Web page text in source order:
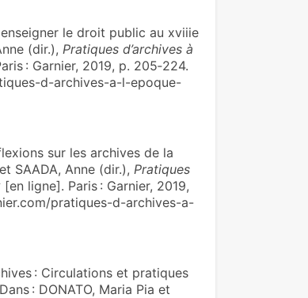
le droit public au xviiie
(dir.), Pratiques d’archives à
: Garnier, 2019, p. 205‑224.
d-archives-a-l-epoque-
sur les archives de la
SAADA, Anne (dir.), Pratiques
[en ligne]. Paris : Garnier, 2019,
pratiques-d-archives-a-
: Circulations et pratiques
: DONATO, Maria Pia et